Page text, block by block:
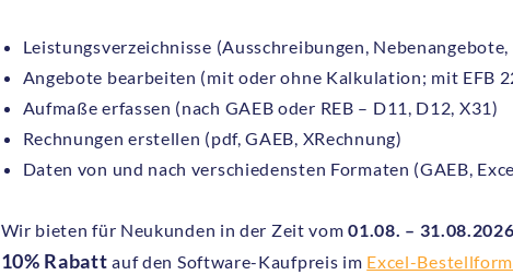
Leistungsverzeichnisse (Ausschreibungen,
Angebote bearbeiten (mit oder ohne Kalkulation; mit EFB
Aufmaße erfassen (nach GAEB oder REB – D11, D12, X31)
Rechnungen erstellen (pdf, GAEB, XRechnung)
Daten von und nach verschiedensten Formaten (GAEB,
Wir bieten für Neukunden in der Zeit vom01.08. – 31.08.2026
10% Rabatt auf den Software-Kaufpreis im Excel-